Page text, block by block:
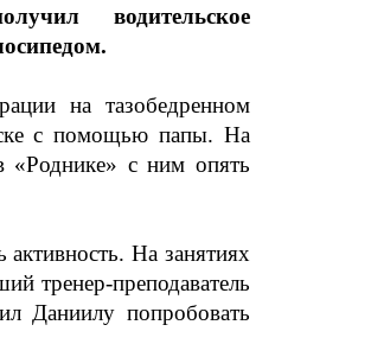
водительское
на тазобедренном
с помощью папы. На
«Роднике» с ним опять
На занятиях
тренер-преподаватель
Даниилу попробовать